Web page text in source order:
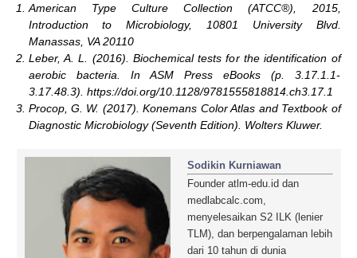
American Type Culture Collection (ATCC®), 2015,
Introduction to Microbiology, 10801 University Blvd.
Manassas, VA 20110
Leber, A. L. (2016). Biochemical tests for the identification of
aerobic bacteria. In ASM Press eBooks (p. 3.17.1.1-
3.17.48.3). https://doi.org/10.1128/9781555818814.ch3.17.1
Procop, G. W. (2017). Konemans Color Atlas and Textbook of
Diagnostic Microbiology (Seventh Edition). Wolters Kluwer.
Sodikin Kurniawan
Founder atlm-edu.id dan
medlabcalc.com,
menyelesaikan S2 ILK (lenier
TLM), dan berpengalaman lebih
dari 10 tahun di dunia